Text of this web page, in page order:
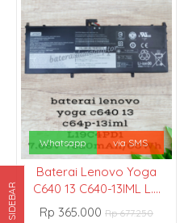
Whatsapp via SMS
Baterai Lenovo Yoga
C640 13 C640-13IML L....
Rp 365.000 Rp 677.250
SIDEBAR